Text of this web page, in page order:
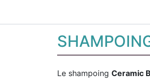
Le shampoing Ceramic